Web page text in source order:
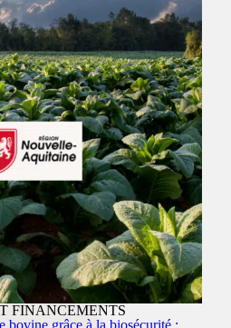
FINANCEMENTS
bovine grâce à la biosécurité :